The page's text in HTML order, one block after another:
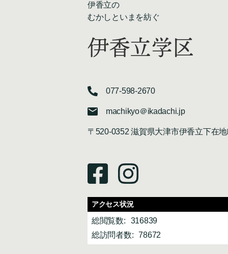
伊香立の
むかしといまを紡ぐ
伊香立学区
077-598-2670
machikyo＠ikadachi.jp
〒520-0352 滋賀県大津市伊香立下在
アクセス状況
総閲覧数:
316839
総訪問者数:
78672